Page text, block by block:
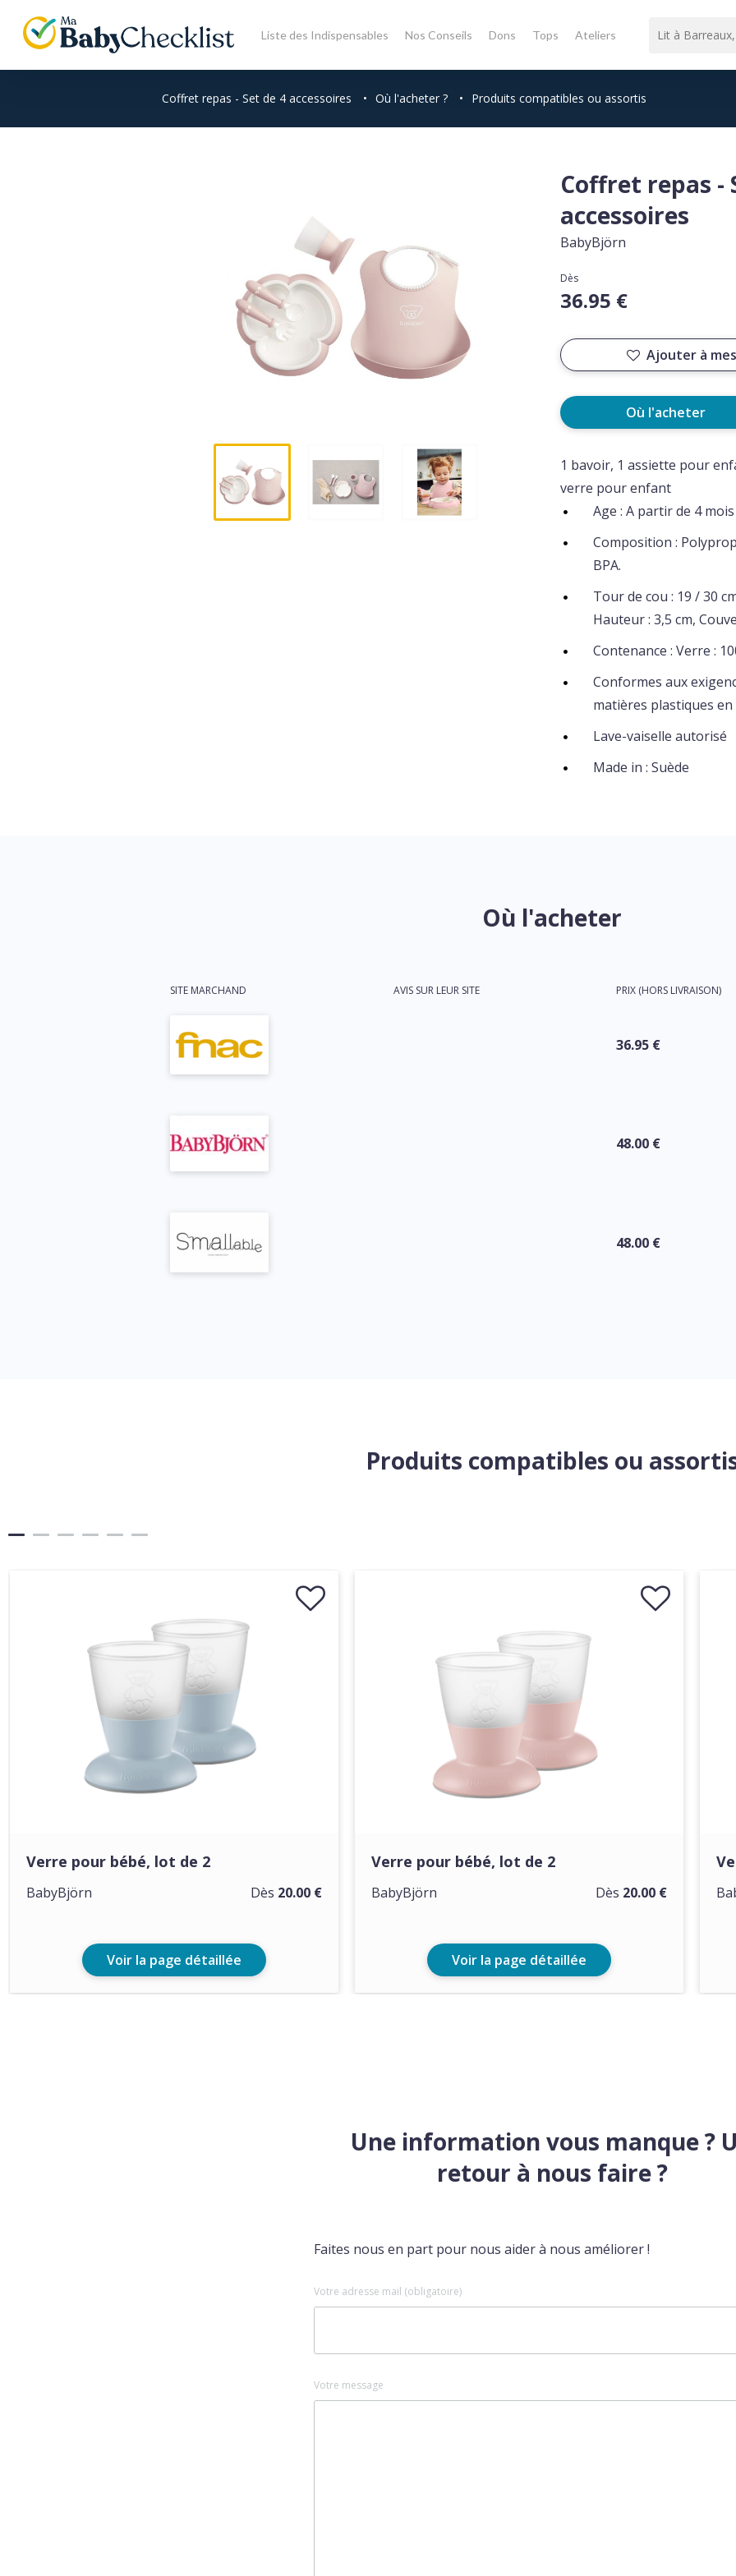
content
Liste des Indispensables Nos Conseils Dons Tops Ateliers
Coffret repas - Set de 4 accessoires • Où l'acheter ? • Produits compatibles ou assortis
Coffret repas -
accessoires
BabyBjörn
Dès
36.95 €
Ajouter à
Où l'acheter
1 bavoir, 1 assiette pour
verre pour enfant
Age : A partir de 4 mois
Composition :
BPA.
Tour de cou : 19 / 30
Hauteur : 3,5 cm,
Contenance : Verre :
Conformes aux
matières plastiques
Lave-vaiselle autorisé
Made in : Suède
Où l'acheter
SITE MARCHAND AVIS SUR LEUR SITE PRIX (HORS LIVRAISON)
36.95 €
48.00 €
48.00 €
Produits compatibles ou
Verre pour bébé, lot de 2
Dès 20.00 €
BabyBjörn
Voir la page détaillée
Verre pour bébé, lot de 2
Dès 20.00 €
BabyBjörn
Voir la page détaillée
Une information vous manque ?
retour à nous faire ?
Faites nous en part pour nous aider à nous améliorer !
Votre adresse mail (obligatoire)
Votre message